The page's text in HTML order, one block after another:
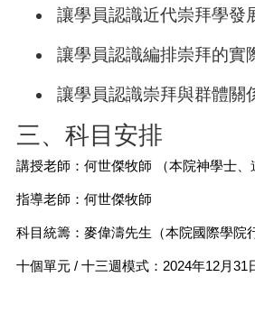
讓學員認識近代崇拜學發
讓學員認識編排崇拜的實
讓學員認識崇拜與群體關
三、科目安排
講授老師：何世傑牧師 （本院神學士
指導老師：何世傑牧師
科目統籌：麥偉濤先生（本院國際學院
十個單元 /十三週模式： 2024年12月31